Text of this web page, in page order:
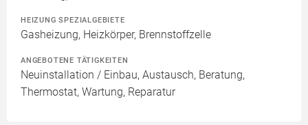
HEIZUNG SPEZIALGEBIETE
Gasheizung, Heizkörper, Brennstoffzelle
ANGEBOTENE TÄTIGKEITEN
Neuinstallation / Einbau, Austausch, Beratung,
Thermostat, Wartung, Reparatur